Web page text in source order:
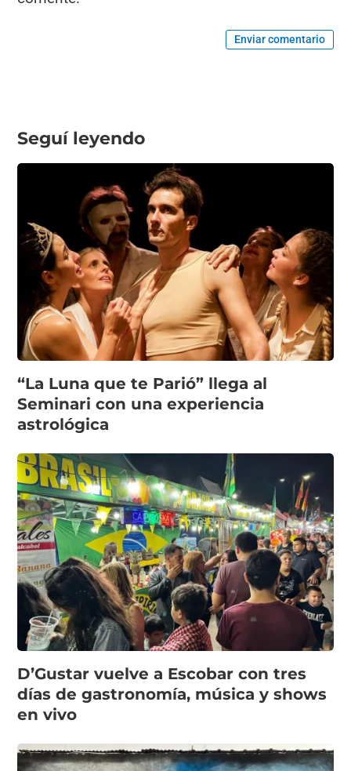
Enviar comentario
Seguí leyendo
“La Luna que te Parió” llega al
Seminari con una experiencia
astrológica
D’Gustar vuelve a Escobar con tres
días de gastronomía, música y shows
en vivo